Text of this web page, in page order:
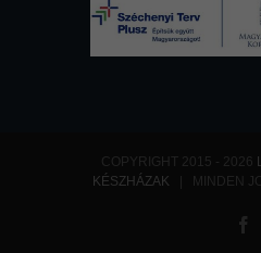
COPYRIGHT 2015 - 2026
KÉSZHÁZAK | MINDEN